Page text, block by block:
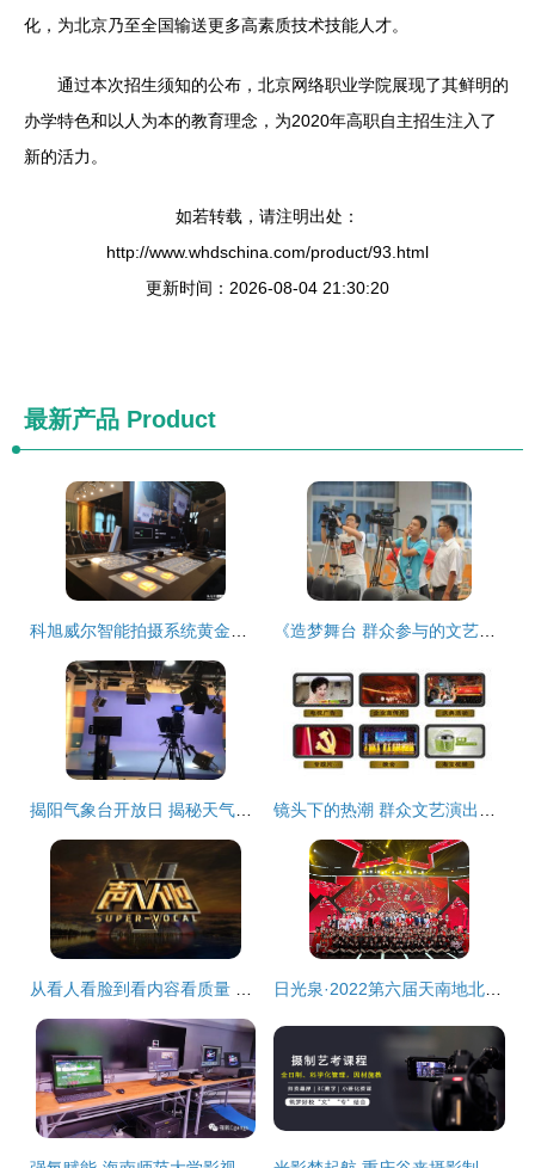
化，为北京乃至全国输送更多高素质技术技能人才。
通过本次招生须知的公布，北京网络职业学院展现了其鲜明的
办学特色和以人为本的教育理念，为2020年高职自主招生注入了
新的活力。
如若转载，请注明出处：
http://www.whdschina.com/product/93.html
更新时间：2026-08-04 21:30:20
最新产品 Product